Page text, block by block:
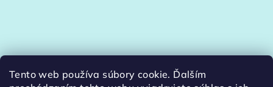
Tento web používa súbory cookie. Ďalším
Sledovať na Instagrame